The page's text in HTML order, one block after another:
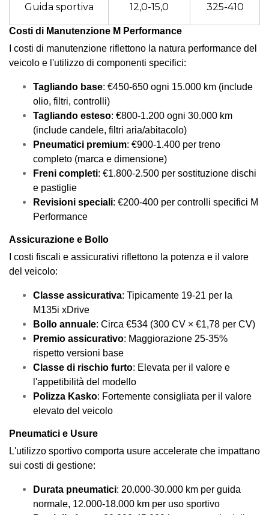
Guida sportiva 12,0-15,0 325-410
Costi di Manutenzione M Performance
I costi di manutenzione riflettono la natura performance del
veicolo e l'utilizzo di componenti specifici:
Tagliando base: €450-650 ogni 15.000 km (include
olio, filtri, controlli)
Tagliando esteso: €800-1.200 ogni 30.000 km
(include candele, filtri aria/abitacolo)
Pneumatici premium: €900-1.400 per treno
completo (marca e dimensione)
Freni completi: €1.800-2.500 per sostituzione dischi
e pastiglie
Revisioni speciali: €200-400 per controlli specifici M
Performance
Assicurazione e Bollo
I costi fiscali e assicurativi riflettono la potenza e il valore
del veicolo:
Classe assicurativa: Tipicamente 19-21 per la
M135i xDrive
Bollo annuale: Circa €534 (300 CV × €1,78 per CV)
Premio assicurativo: Maggiorazione 25-35%
rispetto versioni base
Classe di rischio furto: Elevata per il valore e
l'appetibilità del modello
Polizza Kasko: Fortemente consigliata per il valore
elevato del veicolo
Pneumatici e Usure
L'utilizzo sportivo comporta usure accelerate che impattano
sui costi di gestione:
Durata pneumatici: 20.000-30.000 km per guida
normale, 12.000-18.000 km per uso sportivo